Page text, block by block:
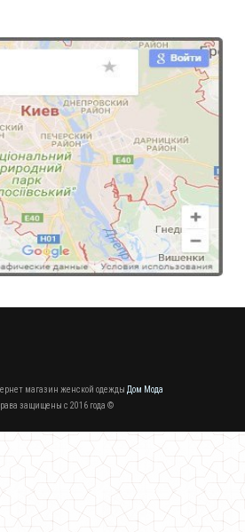
платье "Лепесток"
630.00грн.
760.00грн.
магазин женской одежды Дом Мода
защищены c 2016 года ©